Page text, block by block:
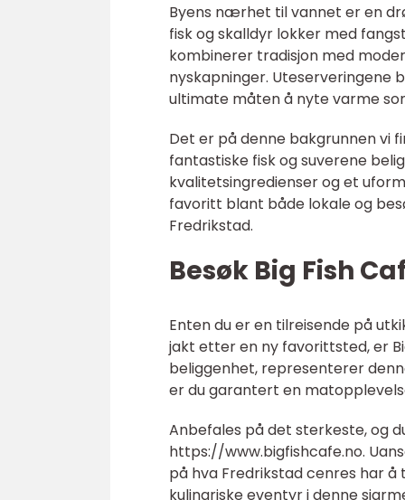
Byens nærhet til vannet er en
fisk og skalldyr lokker med
kombinerer tradisjon med
nyskapninger. Uteserveringene
ultimate måten å nyte varme
Det er på denne bakgrunnen vi
fantastiske fisk og suverene
kvalitetsingredienser og et
favoritt blant både lokale og
Fredrikstad.
Besøk Big Fish
Enten du er en tilreisende på
jakt etter en ny favorittsted, er
beliggenhet, representerer
er du garantert en
Anbefales på det sterkeste, og
https://www.bigfishcafe.no.
på hva Fredrikstad cenres har
kulinariske eventyr i denne